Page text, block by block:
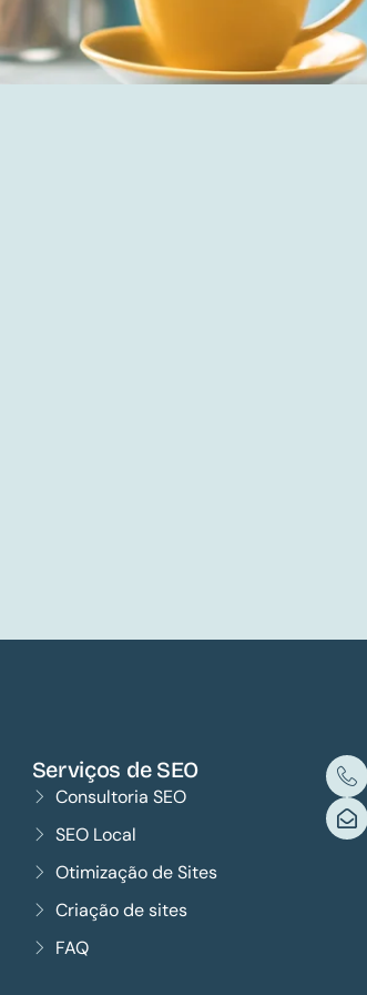
Serviços de SEO
Consultoria SEO
SEO Local
Otimização de Sites
Criação de sites
FAQ